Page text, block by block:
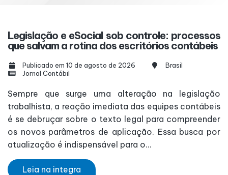
Legislação e eSocial sob controle: processos
que salvam a rotina dos escritórios contábeis
Publicado em 10 de agosto de 2026
Brasil
Jornal Contábil
Sempre que surge uma alteração na legislação
trabalhista, a reação imediata das equipes contábeis
é se debruçar sobre o texto legal para compreender
os novos parâmetros de aplicação. Essa busca por
atualização é indispensável para o...
Leia na integra